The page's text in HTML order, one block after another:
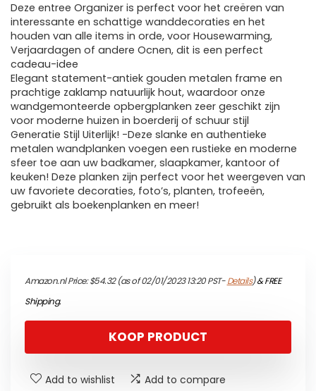
Deze entree Organizer is perfect voor het creëren van
interessante en schattige wanddecoraties en het
houden van alle items in orde, voor Housewarming,
Verjaardagen of andere Ocnen, dit is een perfect
cadeau-idee
Elegant statement-antiek gouden metalen frame en
prachtige zaklamp natuurlijk hout, waardoor onze
wandgemonteerde opbergplanken zeer geschikt zijn
voor moderne huizen in boerderij of schuur stijl
Generatie Stijl Uiterlijk! -Deze slanke en authentieke
metalen wandplanken voegen een rustieke en moderne
sfeer toe aan uw badkamer, slaapkamer, kantoor of
keuken! Deze planken zijn perfect voor het weergeven van
uw favoriete decoraties, foto’s, planten, trofeeën,
gebruikt als boekenplanken en meer!
Amazon.nl Price:$54.32(as of 02/01/2023 13:20 PST-Details)&FREE
Shipping.
KOOP PRODUCT
Add to wishlist Add to compare